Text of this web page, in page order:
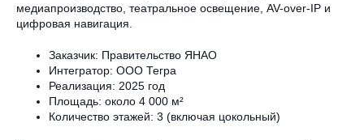
медиапроизводство, театральное освещение, AV-over-IP и
цифровая навигация.
Заказчик: Правительство ЯНАО
Интегратор: ООО Тегра
Реализация: 2025 год
Площадь: около 4 000 м²
Количество этажей: 3 (включая цокольный)